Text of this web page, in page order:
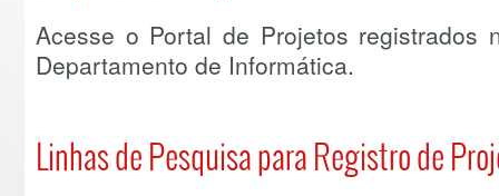
Acesse o Portal de Projetos registrados
Departamento de Informática.
Linhas de Pesquisa para Registro de